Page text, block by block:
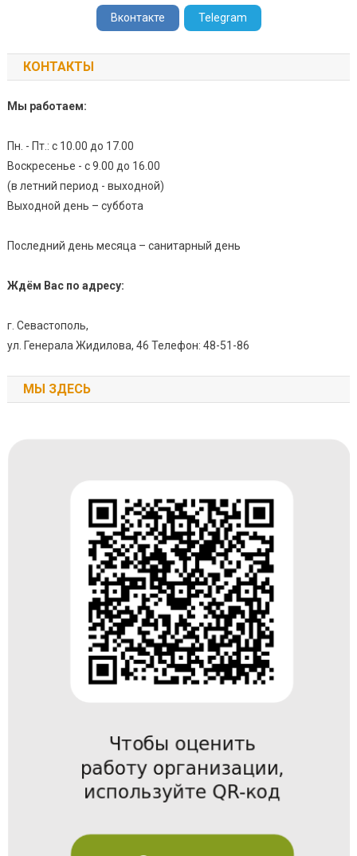
Вконтакте Telegram
КОНТАКТЫ
Мы работаем:
Пн. - Пт.: с 10.00 до 17.00
Воскресенье - с 9.00 до 16.00
(в летний период - выходной)
Выходной день – суббота
Последний день месяца – санитарный день
Ждём Вас по адресу:
г. Севастополь,
ул. Генерала Жидилова, 46 Телефон: 48-51-86
МЫ ЗДЕСЬ